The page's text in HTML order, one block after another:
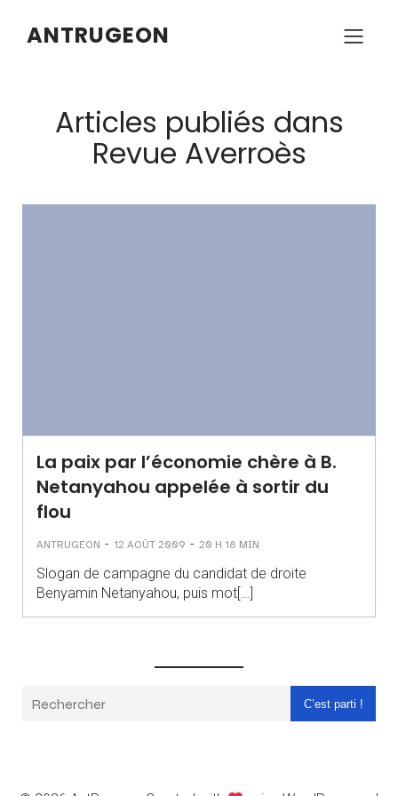
ANTRUGEON
Articles publiés dans
Revue Averroès
La paix par l’économie chère à B.
Netanyahou appelée à sortir du
flou
ANTRUGEON - 12 AOÛT 2009 - 20 H 18 MIN
Slogan de campagne du candidat de droite
Benyamin Netanyahou, puis mot[…]
C’est parti !